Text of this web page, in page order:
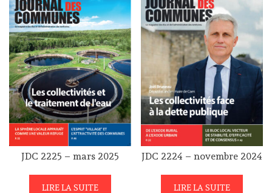
JDC 2225 – mars 2025
LIRE LA SUITE
JDC 2224 – novembre 2024
LIRE LA SUITE